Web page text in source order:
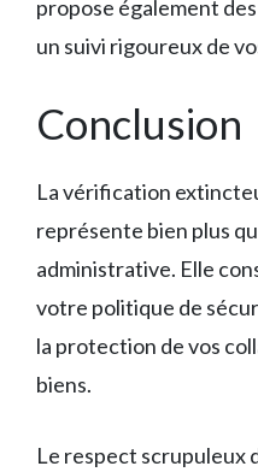
propose également
un suivi rigoureux de
Conclusion
La vérification
représente bien plus
administrative. Elle
votre politique de
la protection de vos
biens.
Le respect scrupuleux